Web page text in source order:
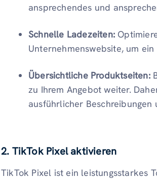
ansprechendes und
Schnelle Ladezeiten:
Unternehmenswebsite, um
Übersichtliche Produktseiten:
zu Ihrem Angebot weiter.
ausführlicher Beschreibungen
2. TikTok Pixel aktivieren
TikTok Pixel ist ein leistungsstarkes